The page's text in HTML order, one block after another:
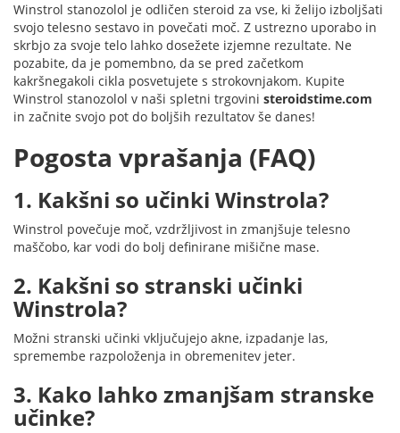
Winstrol stanozolol je odličen steroid za vse, ki želijo izboljšati
svojo telesno sestavo in povečati moč. Z ustrezno uporabo in
skrbjo za svoje telo lahko dosežete izjemne rezultate. Ne
pozabite, da je pomembno, da se pred začetkom
kakršnegakoli cikla posvetujete s strokovnjakom. Kupite
Winstrol stanozolol v naši spletni trgovini steroidstime.com
in začnite svojo pot do boljših rezultatov še danes!
Pogosta vprašanja (FAQ)
1. Kakšni so učinki Winstrola?
Winstrol povečuje moč, vzdržljivost in zmanjšuje telesno
maščobo, kar vodi do bolj definirane mišične mase.
2. Kakšni so stranski učinki
Winstrola?
Možni stranski učinki vključujejo akne, izpadanje las,
spremembe razpoloženja in obremenitev jeter.
3. Kako lahko zmanjšam stranske
učinke?